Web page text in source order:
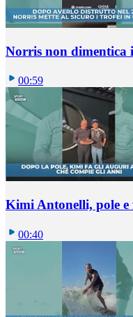
Norris non dimentica
00:59
Kimi Antonelli, pole e
00:40